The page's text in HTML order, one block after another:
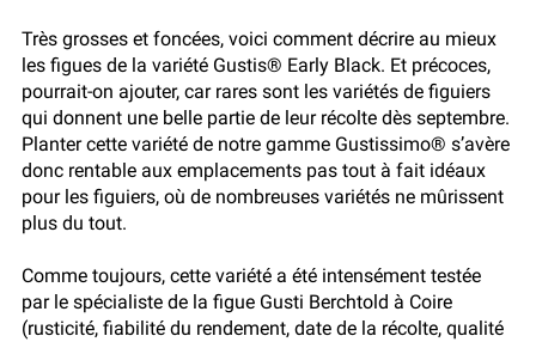
Très grosses et foncées, voici comment décrire au mieux
les figues de la variété Gustis® Early Black. Et précoces,
pourrait-on ajouter, car rares sont les variétés de figuiers
qui donnent une belle partie de leur récolte dès septembre.
Planter cette variété de notre gamme Gustissimo® s’avère
donc rentable aux emplacements pas tout à fait idéaux
pour les figuiers, où de nombreuses variétés ne mûrissent
plus du tout.
Comme toujours, cette variété a été intensément testée
par le spécialiste de la figue Gusti Berchtold à Coire
(rusticité, fiabilité du rendement, date de la récolte, qualité